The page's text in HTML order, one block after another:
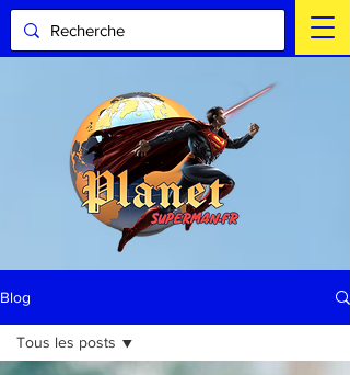
Blog
Tous les posts